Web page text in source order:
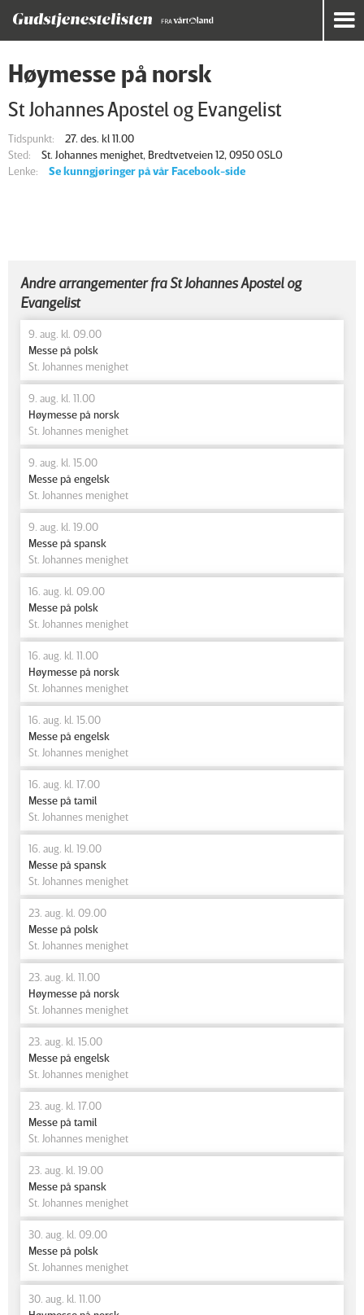
Høymesse på norsk
St Johannes Apostel og Evangelist
Tidspunkt:
27. des. kl 11.00
Sted:
St. Johannes menighet, Bredtvetveien 12, 0950 OSLO
Lenke:
Se kunngjøringer på vår Facebook-side
Andre arrangementer fra St Johannes Apostel og
Evangelist
9. aug. kl. 09.00
Messe på polsk
St. Johannes menighet
9. aug. kl. 11.00
Høymesse på norsk
St. Johannes menighet
9. aug. kl. 15.00
Messe på engelsk
St. Johannes menighet
9. aug. kl. 19.00
Messe på spansk
St. Johannes menighet
16. aug. kl. 09.00
Messe på polsk
St. Johannes menighet
16. aug. kl. 11.00
Høymesse på norsk
St. Johannes menighet
16. aug. kl. 15.00
Messe på engelsk
St. Johannes menighet
16. aug. kl. 17.00
Messe på tamil
St. Johannes menighet
16. aug. kl. 19.00
Messe på spansk
St. Johannes menighet
23. aug. kl. 09.00
Messe på polsk
St. Johannes menighet
23. aug. kl. 11.00
Høymesse på norsk
St. Johannes menighet
23. aug. kl. 15.00
Messe på engelsk
St. Johannes menighet
23. aug. kl. 17.00
Messe på tamil
St. Johannes menighet
23. aug. kl. 19.00
Messe på spansk
St. Johannes menighet
30. aug. kl. 09.00
Messe på polsk
St. Johannes menighet
30. aug. kl. 11.00